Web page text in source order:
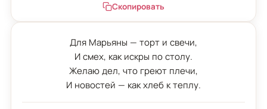
Скопировать
Для Марьяны — торт и свечи,
И смех, как искры по столу.
Желаю дел, что греют плечи,
И новостей — как хлеб к теплу.